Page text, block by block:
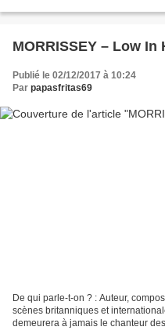
MORRISSEY – Low In
Publié le 02/12/2017 à 10:24
Par papasfritas69
De qui parle-t-on ? : Auteur,
scènes britanniques et
demeurera à jamais le chanteur